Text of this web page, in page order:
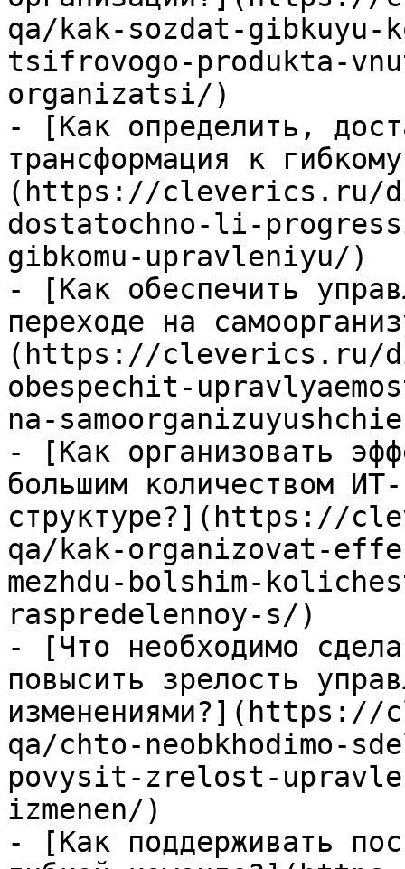
qa/kak-sozdat-gibkuyu-
tsifrovogo-produkta-
organizatsi/)
- [Как определить,
трансформация к
(https://cleverics.ru/
dostatochno-li-
gibkomu-upravleniyu/)
- [Как обеспечить
переходе на
(https://cleverics.ru/
obespechit-
na-
- [Как организовать
большим количеством
структуре?](https://
qa/kak-organizovat-
mezhdu-bolshim-
raspredelennoy-s/)
- [Что необходимо
повысить зрелость
qa/chto-neobkhodimo-
povysit-zrelost-
izmenen/)
- [Как поддерживать